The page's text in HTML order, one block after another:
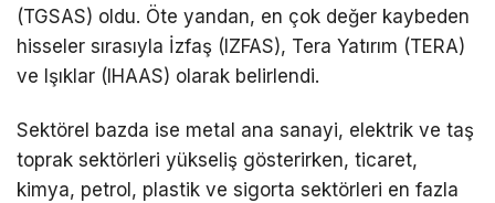
(TGSAS) oldu. Öte yandan, en çok değer kaybeden
hisseler sırasıyla İzfaş (IZFAS), Tera Yatırım (TERA)
ve Işıklar (IHAAS) olarak belirlendi.
Sektörel bazda ise metal ana sanayi, elektrik ve taş
toprak sektörleri yükseliş gösterirken, ticaret,
kimya, petrol, plastik ve sigorta sektörleri en fazla